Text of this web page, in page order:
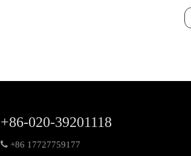
+86-020-39201118
+86 17727759177